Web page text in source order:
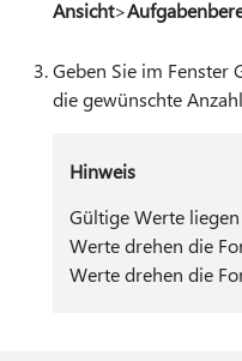
Ansicht>
Geben Sie im Fenster
die gewünschte
Hinweis
Gültige Werte
Werte drehen die
Werte drehen die